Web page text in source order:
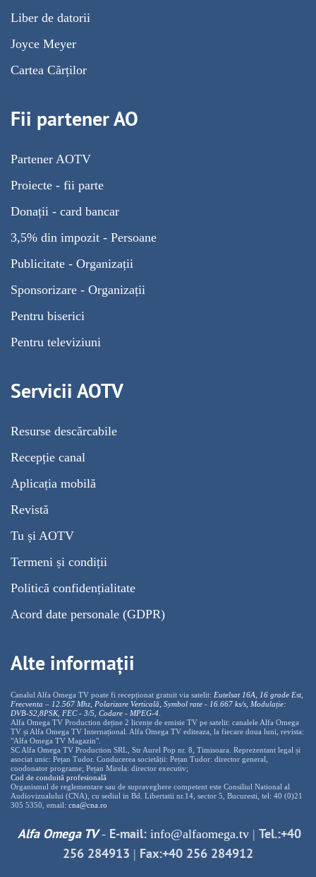
Liber de datorii
Joyce Meyer
Cartea Cărților
Fii partener AO
Partener AOTV
Proiecte - fii parte
Donații - card bancar
3,5% din impozit - Persoane
Publicitate - Organizații
Sponsorizare - Organizații
Pentru biserici
Pentru televiziuni
Servicii AOTV
Resurse descărcabile
Recepție canal
Aplicația mobilă
Revistă
Tu și AOTV
Termeni și condiții
Politică confidențialitate
Acord date personale (GDPR)
Alte informații
Canalul Alfa Omega TV poate fi recepționat gratuit via satelit: Eutelsat 16A, 16 grade Est,
Frecventa – 12.567 Mhz, Polarizare Verticală, Symbol rate - 16.667 ks/s, Modulație:
DVB-S2,8PSK, FEC - 3/5, Codare - MPEG-4
Alfa Omega TV Production deține 2 licențe de emisie TV pe satelit: canalele Alfa Omega
TV și Alfa Omega TV Internațional. Alfa Omega TV editeaza, la fiecare doua luni, revista:
"Alfa Omega TV Magazin".
SC Alfa Omega TV Production SRL, Str Aurel Pop nr. 8, Timisoara. Reprezentant legal și
asociat unic: Pețan Tudor. Conducerea societății: Pețan Tudor: director general,
coodonator programe; Pețan Mirela: director executiv;
Cod de conduită profesională
Organismul de reglementare sau de supraveghere competent este Consiliul National al
Audiovizualului (CNA), cu sediul in Bd. Libertatii nr.14, sector 5, Bucuresti, tel: 40 (0)21
305 5350, email: cna@cna.ro
Alfa Omega TV- E-mail: info@alfaomega.tv | Tel.:+40
256 284913 | Fax:+40 256 284912